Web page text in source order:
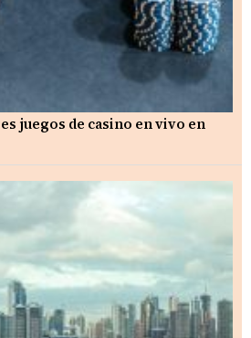
juegos de casino en vivo en